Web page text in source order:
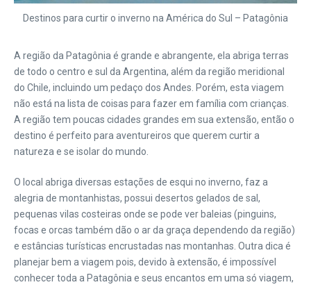
Destinos para curtir o inverno na América do Sul – Patagônia
A região da Patagônia é grande e abrangente, ela abriga terras
de todo o centro e sul da Argentina, além da região meridional
do Chile, incluindo um pedaço dos Andes. Porém, esta viagem
não está na lista de coisas para fazer em família com crianças.
A região tem poucas cidades grandes em sua extensão, então o
destino é perfeito para aventureiros que querem curtir a
natureza e se isolar do mundo.
O local abriga diversas estações de esqui no inverno, faz a
alegria de montanhistas, possui desertos gelados de sal,
pequenas vilas costeiras onde se pode ver baleias (pinguins,
focas e orcas também dão o ar da graça dependendo da região)
e estâncias turísticas encrustadas nas montanhas. Outra dica é
planejar bem a viagem pois, devido à extensão, é impossível
conhecer toda a Patagônia e seus encantos em uma só viagem,